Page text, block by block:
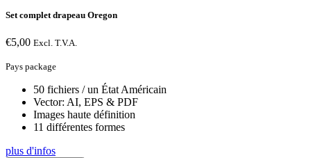
Set complet drapeau Oregon
€5,00 Excl. T.V.A.
Pays package
50 fichiers / un État Américain
Vector: AI, EPS & PDF
Images haute définition
11 différentes formes
plus d'infos